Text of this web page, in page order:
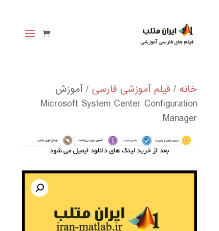
خانه / فیلم آموزشی فارسی / آموزش
Microsoft System Center Configuration
Manager